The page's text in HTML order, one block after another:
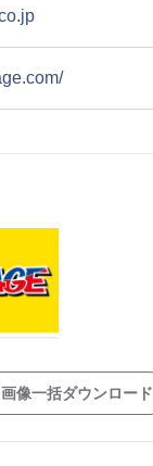
画像一括ダウンロード